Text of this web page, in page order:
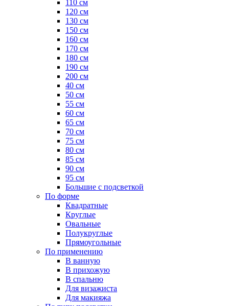
110 см
120 см
130 см
150 см
160 см
170 см
180 см
190 см
200 см
40 см
50 см
55 см
60 см
65 см
70 см
75 см
80 см
85 см
90 см
95 см
Большие с подсветкой
По форме
Квадратные
Круглые
Овальные
Полукруглые
Прямоугольные
По применению
В ванную
В прихожую
В спальню
Для визажиста
Для макияжа